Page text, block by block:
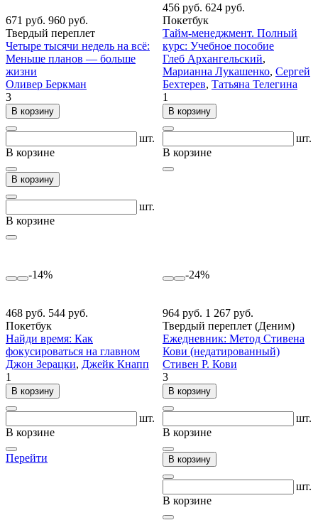
671 руб. 960 руб.
Твердый переплет
Четыре тысячи недель на всё:
Меньше планов — больше
жизни
Оливер Беркман
3
В корзину
шт.
В корзине
В корзину
шт.
В корзине
456 руб. 624 руб.
Покетбук
Тайм-менеджмент. Полный
курс: Учебное пособие
Глеб Архангельский,
Марианна Лукашенко, Сергей
Бехтерев, Татьяна Телегина
1
В корзину
шт.
В корзине
-14%
468 руб. 544 руб.
Покетбук
Найди время: Как
фокусироваться на главном
Джон Зерацки, Джейк Кнапп
1
В корзину
шт.
В корзине
Перейти
-24%
964 руб. 1 267 руб.
Твердый переплет (Деним)
Ежедневник: Метод Стивена
Кови (недатированный)
Стивен Р. Кови
3
В корзину
шт.
В корзине
В корзину
шт.
В корзине